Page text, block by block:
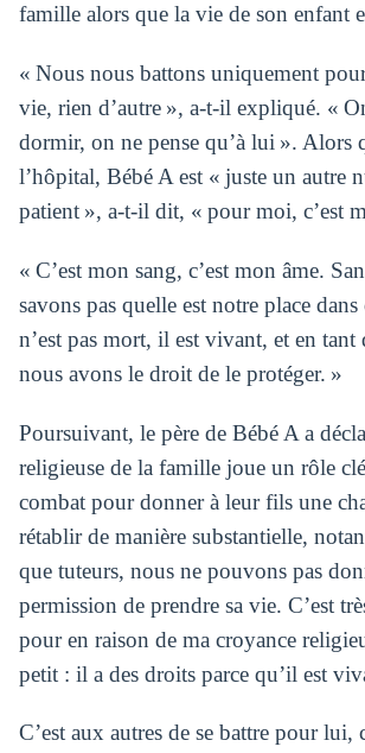
famille alors que la vie de son enfant
« Nous nous battons uniquement
vie, rien d’autre », a-t-il expliqué. «
dormir, on ne pense qu’à lui ». Alors
l’hôpital, Bébé A est « juste un autre
patient », a-t-il dit, « pour moi, c’est
« C’est mon sang, c’est mon âme.
savons pas quelle est notre place
n’est pas mort, il est vivant, et en tant
nous avons le droit de le protéger. »
Poursuivant, le père de Bébé A a
religieuse de la famille joue un rôle
combat pour donner à leur fils une
rétablir de manière substantielle,
que tuteurs, nous ne pouvons pas
permission de prendre sa vie. C’est
pour en raison de ma croyance
petit : il a des droits parce qu’il est
C’est aux autres de se battre pour lui,